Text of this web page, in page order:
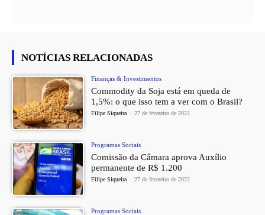
NOTÍCIAS RELACIONADAS
Finanças & Investimentos
Commodity da Soja está em queda de
1,5%: o que isso tem a ver com o Brasil?
Filipe Siqueira - 27 de fevereiro de 2022
Programas Sociais
Comissão da Câmara aprova Auxílio
permanente de R$ 1.200
Filipe Siqueira - 27 de fevereiro de 2022
Programas Sociais